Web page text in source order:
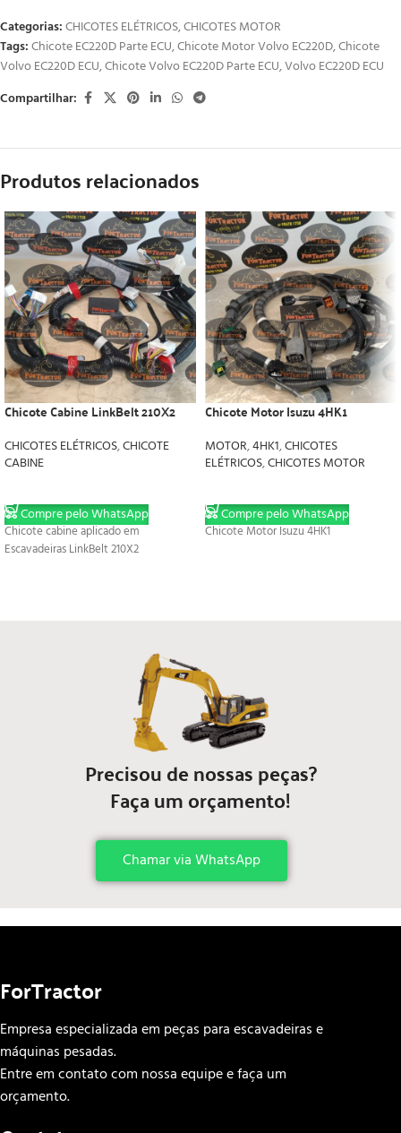
Categorias:CHICOTES ELÉTRICOS,CHICOTES MOTOR
Tags:Chicote EC220D Parte ECU,Chicote Motor Volvo EC220D,Chicote
Volvo EC220D ECU,Chicote Volvo EC220D Parte ECU,Volvo EC220D ECU
Compartilhar:
Produtos relacionados
Chicote Cabine LinkBelt 210X2
CHICOTES ELÉTRICOS,CHICOTE
CABINE
Compre pelo WhatsApp
Chicote cabine aplicado em
Escavadeiras LinkBelt 210X2
Chicote Motor Isuzu 4HK1
MOTOR,4HK1,CHICOTES
ELÉTRICOS,CHICOTES MOTOR
Compre pelo WhatsApp
Chicote Motor Isuzu 4HK1
Precisou de nossas peças?
Faça um orçamento!
Chamar via WhatsApp
ForTractor
Empresa especializada em peças para escavadeiras e
máquinas pesadas.
Entre em contato com nossa equipe e faça um
orçamento.